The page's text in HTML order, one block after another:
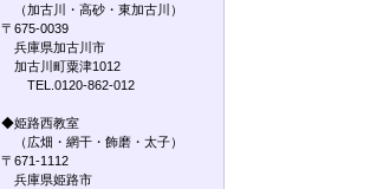
（加古川・高砂・東加古川）
〒675-0039
兵庫県加古川市
加古川町粟津1012
TEL.0120-862-012
◆姫路西教室
（広畑・網干・飾磨・太子）
〒671-1112
兵庫県姫路市